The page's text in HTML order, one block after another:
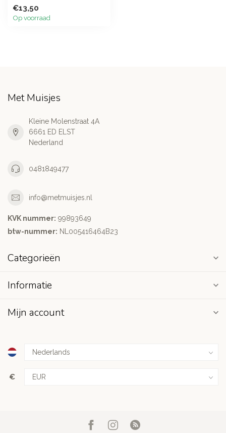
€13,50
Op voorraad
Met Muisjes
Kleine Molenstraat 4A
6661 ED ELST
Nederland
0481849477
info@metmuisjes.nl
KVK nummer: 99893649
btw-nummer: NL005416464B23
Categorieën
Informatie
Mijn account
€